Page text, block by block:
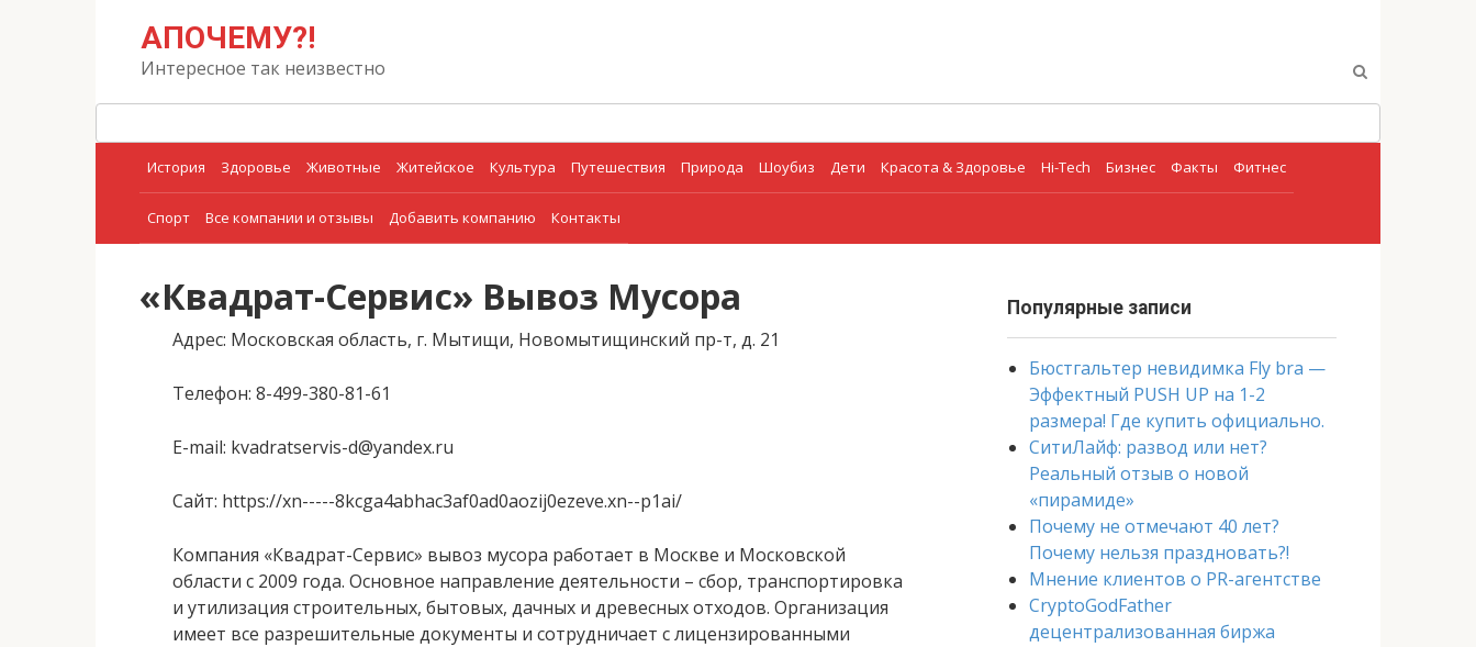
АПОЧЕМУ?!
Интересное так неизвестно
История Здоровье Животные Житейское Культура Путешествия Природа Шоубиз Дети Красота & Здоровье Hi-Tech Бизнес Факты Фитнес
Спорт Все компании и отзывы Добавить компанию Контакты
«Квадрат-Сервис» Вывоз Мусора
Адрес: Московская область, г. Мытищи, Новомытищинский пр-т, д. 21
Телефон: 8-499-380-81-61
E-mail: kvadratservis-d@yandex.ru
Сайт: https://xn-----8kcga4abhac3af0ad0aozij0ezeve.xn--p1ai/
Компания «Квадрат-Сервис» вывоз мусора работает в Москве и Московской
области с 2009 года. Основное направление деятельности – сбор, транспортировка
и утилизация строительных, бытовых, дачных и древесных отходов. Организация
имеет все разрешительные документы и сотрудничает с лицензированными
Популярные записи
Бюстгальтер невидимка Fly bra —
Эффектный PUSH UP на 1-2
размера! Где купить официально.
СитиЛайф: развод или нет?
Реальный отзыв о новой
«пирамиде»
Почему не отмечают 40 лет?
Почему нельзя праздновать?!
Мнение клиентов о PR-агентстве
CryptoGodFather
децентрализованная биржа